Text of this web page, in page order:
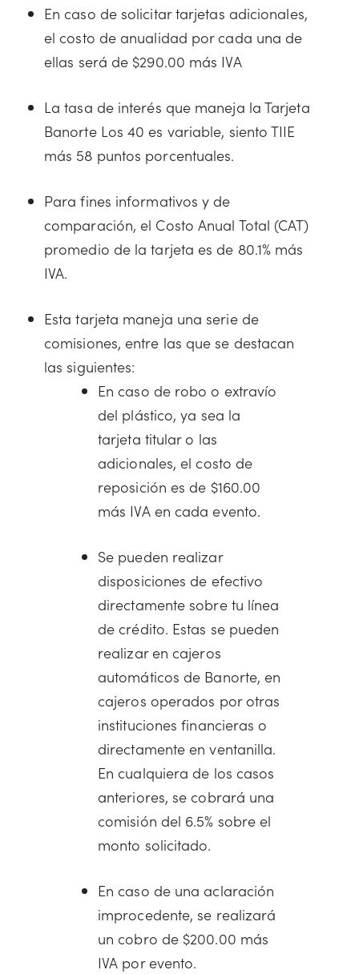
En caso de solicitar tarjetas adicionales,
el costo de anualidad por cada una de
ellas será de $290.00 más IVA
La tasa de interés que maneja la Tarjeta
Banorte Los 40 es variable, siento TIIE
más 58 puntos porcentuales.
Para fines informativos y de
comparación, el Costo Anual Total (CAT)
promedio de la tarjeta es de 80.1% más
IVA.
Esta tarjeta maneja una serie de
comisiones, entre las que se destacan
las siguientes:
En caso de robo o extravío
del plástico, ya sea la
tarjeta titular o las
adicionales, el costo de
reposición es de $160.00
más IVA en cada evento.
Se pueden realizar
disposiciones de efectivo
directamente sobre tu línea
de crédito. Estas se pueden
realizar en cajeros
automáticos de Banorte, en
cajeros operados por otras
instituciones financieras o
directamente en ventanilla.
En cualquiera de los casos
anteriores, se cobrará una
comisión del 6.5% sobre el
monto solicitado.
En caso de una aclaración
improcedente, se realizará
un cobro de $200.00 más
IVA por evento.